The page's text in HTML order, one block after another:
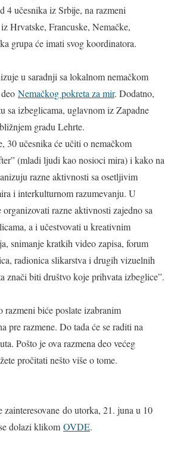
4 učesnika iz Srbije, na razmeni
Hrvatske, Francuske, Nemačke,
grupa će imati svog koordinatora.
u saradnji sa lokalnom nemačkom
Nemačkog pokreta za mir. Dodatno,
sa izbeglicama, uglavnom iz Zapadne
gradu Lehrte.
30 učesnika će učiti o nemačkom
(mladi ljudi kao nosioci mira) i kako na
razne aktivnosti sa osetljivim
i interkulturnom razumevanju. U
razne aktivnosti zajedno sa
a i učestvovati u kreativnim
snimanje kratkih video zapisa, forum
radionica slikarstva i drugih vizuelnih
znači biti društvo koje prihvata izbeglice”.
razmeni biće poslate izabranim
pre razmene. Do tada će se raditi na
Pošto je ova razmena deo većeg
pročitati nešto više o tome.
zainteresovane do utorka, 21. juna u 10
dolazi klikom OVDE​.